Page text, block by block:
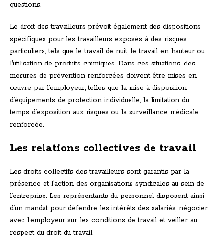
questions.
Le droit des travailleurs prévoit également des dispositions
spécifiques pour les travailleurs exposés à des risques
particuliers, tels que le travail de nuit, le travail en hauteur ou
l’utilisation de produits chimiques. Dans ces situations, des
mesures de prévention renforcées doivent être mises en
œuvre par l’employeur, telles que la mise à disposition
d’équipements de protection individuelle, la limitation du
temps d’exposition aux risques ou la surveillance médicale
renforcée.
Les relations collectives de travail
Les droits collectifs des travailleurs sont garantis par la
présence et l’action des organisations syndicales au sein de
l’entreprise. Les représentants du personnel disposent ainsi
d’un mandat pour défendre les intérêts des salariés, négocier
avec l’employeur sur les conditions de travail et veiller au
respect du droit du travail.